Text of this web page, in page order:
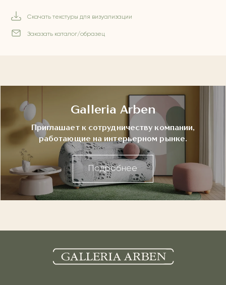
Скачать текстуры для визуализации
Заказать каталог/образец
Galleria Arben
Приглашает к сотрудничеству компании,
работающие на интерьерном рынке.
Подробнее